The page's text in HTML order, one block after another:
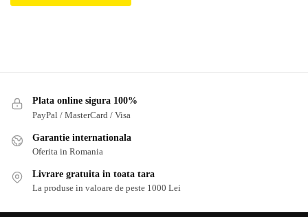
Plata online sigura 100%
PayPal / MasterCard / Visa
Garantie internationala
Oferita in Romania
Livrare gratuita in toata tara
La produse in valoare de peste 1000 Lei